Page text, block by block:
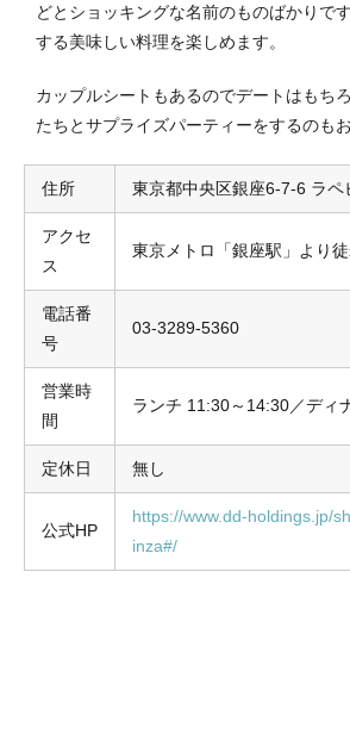
どとショッキングな名前のものばかりで
する美味しい料理を楽しめます。
カップルシートもあるのでデートはもち
たちとサプライズパーティーをするのも
住所 東京都中央区銀座6-7-6 ラペ
アクセ
ス
東京メトロ「銀座駅」より
電話番
号
03-3289-5360
営業時
間
ランチ 11:30～14:30／ディ
定休日 無し
公式HP
https://www.dd-holdings.jp/
inza#/